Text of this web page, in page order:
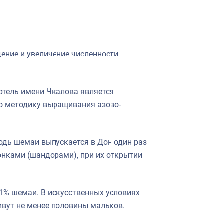
и увеличение численности
имени Чкалова является
методику выращивания азово-
шемаи выпускается в Дон один раз
(шандорами), при их открытии
шемаи. В искусственных условиях
не менее половины мальков.